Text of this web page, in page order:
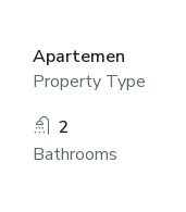
Apartemen
Property Type
2
Bathrooms